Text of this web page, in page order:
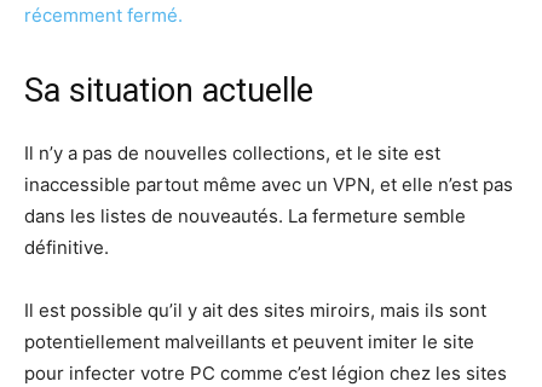
récemment fermé.
Sa situation actuelle
Il n’y a pas de nouvelles collections, et le site est
inaccessible partout même avec un VPN, et elle n’est pas
dans les listes de nouveautés. La fermeture semble
définitive.​
Il est possible qu’il y ait des sites miroirs, mais ils sont
potentiellement malveillants et peuvent imiter le site
pour infecter votre PC comme c’est légion chez les sites